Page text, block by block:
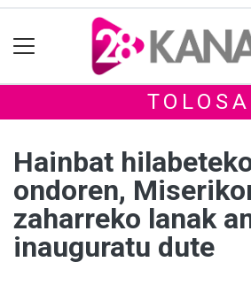
TOLOSA
Hainbat
ondoren,
zaharreko lanak
inauguratu dute